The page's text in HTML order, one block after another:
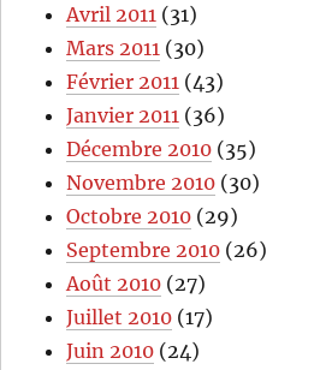
Avril 2011 (31)
Mars 2011 (30)
Février 2011 (43)
Janvier 2011 (36)
Décembre 2010 (35)
Novembre 2010 (30)
Octobre 2010 (29)
Septembre 2010 (26)
Août 2010 (27)
Juillet 2010 (17)
Juin 2010 (24)